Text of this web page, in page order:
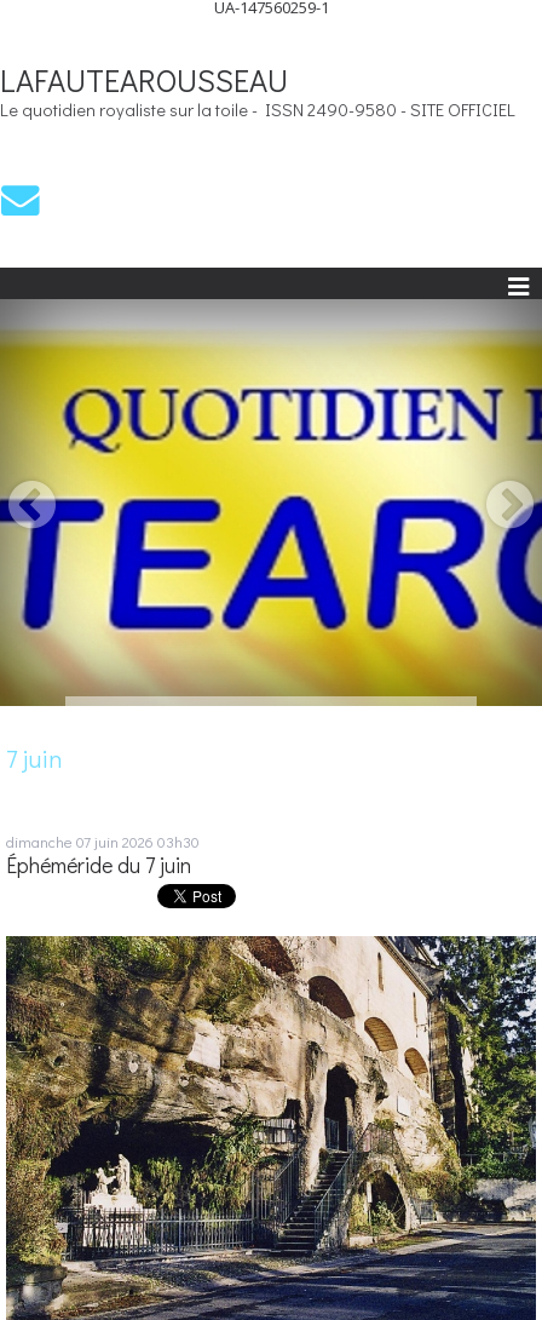
UA-147560259-1
LAFAUTEAROUSSEAU
Le quotidien royaliste sur la toile - ISSN 2490-9580 - SITE OFFICIEL
7 juin
dimanche 07 juin 2026 03h30
Éphéméride du 7 juin